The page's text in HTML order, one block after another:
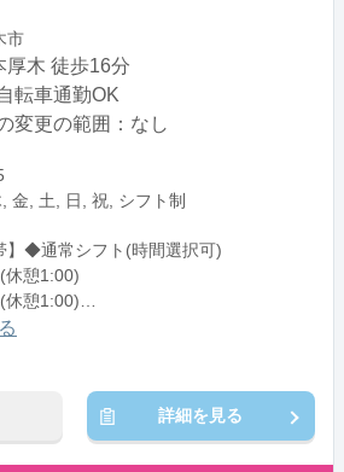
市
厚木 徒歩16分
転車通勤OK
変更の範囲：なし
金, 土, 日, 祝, シフト制
】◆通常シフト(時間選択可)
休憩1:00)
休憩1:00)
休憩1:00)
詳細を見る